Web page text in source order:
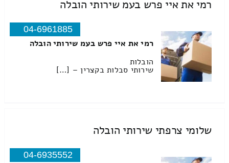
רמי את איי פרש בעמ שירותי הובלה
04-6961885
רמי את איי פרש בעמ שירותי הובלה
הובלות
שירותי סבלות בקצרין – […]
שלומי צרפתי שירותי הובלה
04-6935552